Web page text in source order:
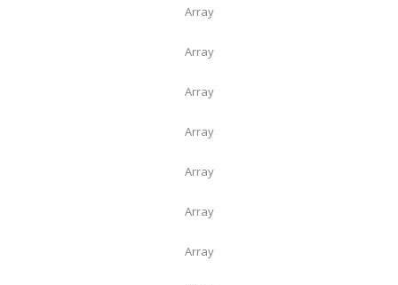
Array
Array
Array
Array
Array
Array
Array